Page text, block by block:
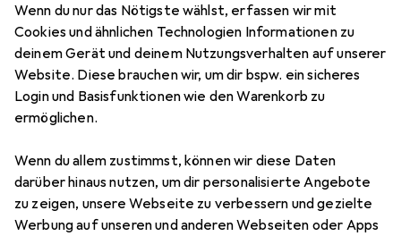
Wenn du nur das Nötigste wählst, erfassen wir mit
Cookies und ähnlichen Technologien Informationen zu
deinem Gerät und deinem Nutzungsverhalten auf unserer
Website. Diese brauchen wir, um dir bspw. ein sicheres
Login und Basisfunktionen wie den Warenkorb zu
ermöglichen.
Wenn du allem zustimmst, können wir diese Daten
darüber hinaus nutzen, um dir personalisierte Angebote
zu zeigen, unsere Webseite zu verbessern und gezielte
Werbung auf unseren und anderen Webseiten oder Apps
3 Bilder
Phoenix Contact Fuse modular term
block 28 A 500 V black
Preis in EUR inkl. MwSt.
EUR
1190,88
Bewertungen